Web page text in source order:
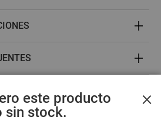
×
este producto
sin stock.